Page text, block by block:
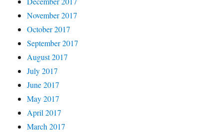
November 2017
October 2017
September 2017
August 2017
July 2017
June 2017
May 2017
April 2017
March 2017